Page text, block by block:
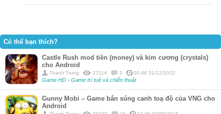
Có thể bạn thích?
Castle Rush mod tiền (money) và kim cương (crystals)
cho Android
Thanh Trung 27114 2 00:46 31/12/2022
Game HD - Game trí tuệ và chiến thuật
Gunny Mobi – Game bắn súng canh toạ độ của VNG cho
Android